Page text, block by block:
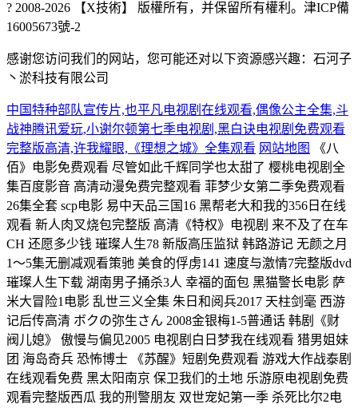
? 2008-2026 【X技術】 版權所有，并保留所有權利。津ICP備
16005673號-2
感谢您访问我们的网站，您可能还对以下资源感兴趣：石河子
丶淤科技有限公司
中国特种部队宣传片,也平凡电视剧在线观看,偶像公主全集,斗
战神腾讯爱玩,小谢尔顿第七季电视剧,黑白诀电视剧免费观看
完整版高清,许我耀眼,《理想之城》全集观看 网站地图
《八
佰》电影免费观看 尽管如此千辉同学也太甜了 樱桃电视剧全
集百度影音 高清动漫免费完整观看 菲梦少女第二季免费观看
26集全套 scp电影 易中天品三国16 黑帮老大和我的356日在线
观看 新人肉叉烧包完整版 高清《特权》电视剧 来不及了在车
CH 还愿多少钱 璀璨人生78 新版高压监狱 韩路游记 无颜之月
1～5集无删减观看策驰 美食的俘虏141 速度与激情7完整版dvd
璀璨人生下载 湖南男子捅杀3人 幸福的面包 黑猫警长电影 萨
米大冒险1电影 乱世三义全集 朱日和阅兵2017 天柱剑毫 西游
记后传高清 ボクの弥生さん 2008金银梅1-5普通话 韩剧《财
阀儿媳》 傲慢与偏见2005 电视剧白日梦我在线观看 猎男姐妹
团 海岛奇兵 恐怖博士 《苏醒》短剧免费观看 游戏大作战泰剧
在线观看免费 黑太阳南京 保卫我们的土地 乐游原电视剧免费
观看完整版西瓜 我的刑警朋友 双世宠妃第一季 杀死比尔2电